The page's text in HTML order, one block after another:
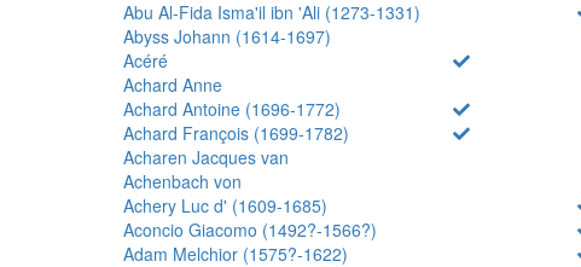
Abu Al-Fida Isma'il ibn 'Ali (1273-1331)
Abyss Johann (1614-1697)
Acéré
Achard Anne
Achard Antoine (1696-1772)
Achard François (1699-1782)
Acharen Jacques van
Achenbach von
Achery Luc d' (1609-1685)
Aconcio Giacomo (1492?-1566?)
Adam Melchior (1575?-1622)